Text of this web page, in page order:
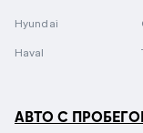
Hyundai
Haval
АВТО С